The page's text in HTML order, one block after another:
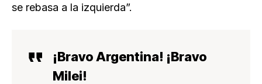
se rebasa a la izquierda”.
¡Bravo Argentina! ¡Bravo
Milei!